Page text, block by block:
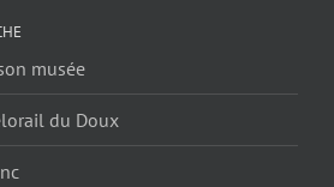
musée
du Doux